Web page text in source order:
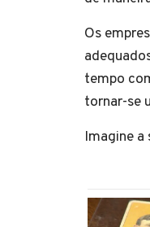
Os
tempo
tornar-se
Imagine